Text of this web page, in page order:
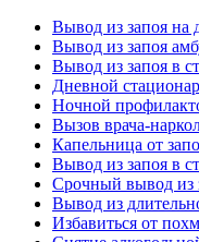
Вывод из запоя на
Вывод из запоя
Вывод из запоя в
Дневной
Ночной
Вызов врача-
Капельница от
Вывод из запоя в
Срочный вывод из
Вывод из
Избавиться от